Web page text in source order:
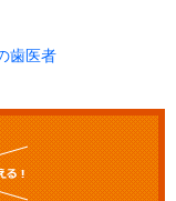
歯医者